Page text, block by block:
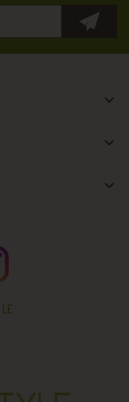


